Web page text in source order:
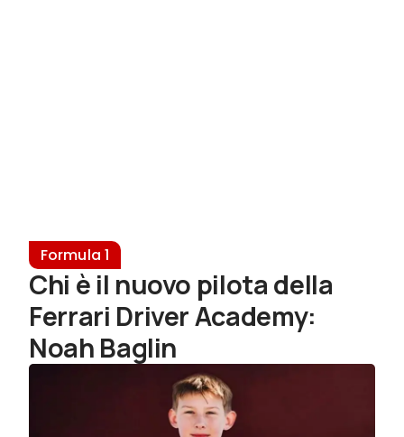
Formula 1
Chi è il nuovo pilota della
Ferrari Driver Academy:
Noah Baglin